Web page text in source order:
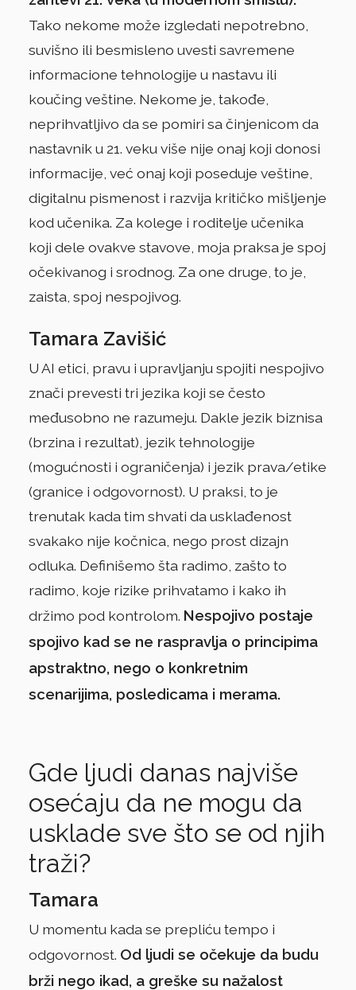
Tako nekome može izgledati nepotrebno,
suvišno ili besmisleno uvesti savremene
informacione tehnologije u nastavu ili
koučing veštine. Nekome je, takođe,
neprihvatljivo da se pomiri sa činjenicom da
nastavnik u 21. veku više nije onaj koji donosi
informacije, već onaj koji poseduje veštine,
digitalnu pismenost i razvija kritičko mišljenje
kod učenika. Za kolege i roditelje učenika
koji dele ovakve stavove, moja praksa je spoj
očekivanog i srodnog. Za one druge, to je,
zaista, spoj nespojivog.
Tamara Zavišić
U AI etici, pravu i upravljanju spojiti nespojivo
znači prevesti tri jezika koji se često
međusobno ne razumeju. Dakle jezik biznisa
(brzina i rezultat), jezik tehnologije
(mogućnosti i ograničenja) i jezik prava/etike
(granice i odgovornost). U praksi, to je
trenutak kada tim shvati da usklađenost
svakako nije kočnica, nego prost dizajn
odluka. Definišemo šta radimo, zašto to
radimo, koje rizike prihvatamo i kako ih
držimo pod kontrolom. Nespojivo postaje
spojivo kad se ne raspravlja o principima
apstraktno, nego o konkretnim
scenarijima, posledicama i merama.
Gde ljudi danas najviše
osećaju da ne mogu da
usklade sve što se od njih
traži?
Tamara
U momentu kada se prepliću tempo i
odgovornost. Od ljudi se očekuje da budu
brži nego ikad, a greške su nažalost